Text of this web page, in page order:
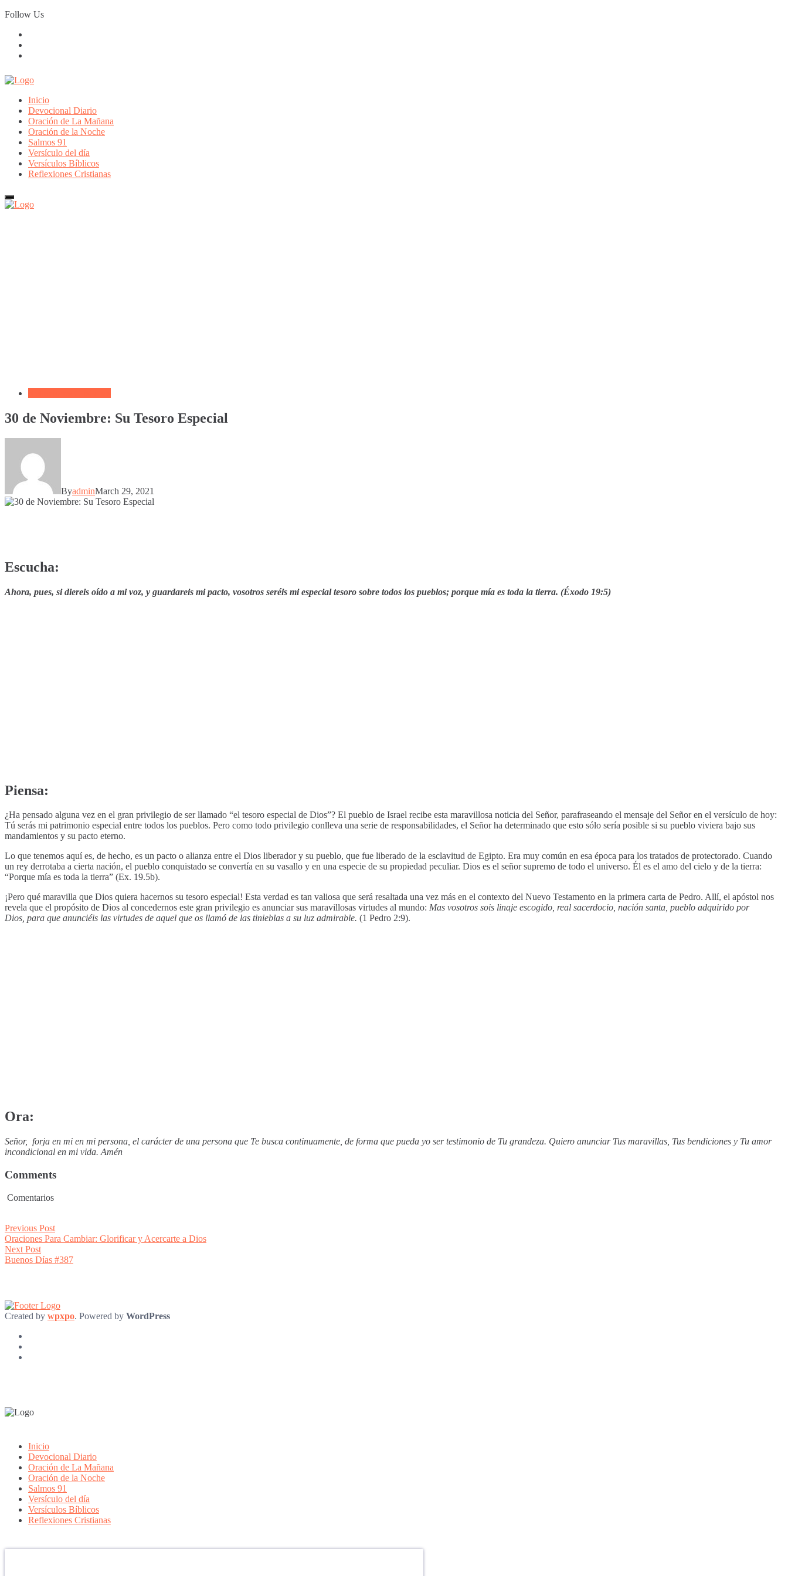
Skip
to
Follow Us
Inicio
Devocional Diario
Oración de La Mañana
Oración de la Noche
Salmos 91
Versículo del día
Versículos Bíblicos
Reflexiones Cristianas
30 de Noviembre: Su Tesoro Especial
ByadminMarch 29, 2021
Escucha:
Ahora, pues, si diereis oído a mi voz, y guardareis mi pacto, vosotros seréis mi especial tesoro sobre todos los pueblos; porque mía es toda la tierra. (Éxodo 19:5)
Piensa:
¿Ha pensado alguna vez en el gran privilegio de ser llamado “el tesoro especial de Dios”? El pueblo de Israel recibe esta maravillosa noticia del Señor, parafraseando el mensaje del Señor en el versículo de hoy:
Tú serás mi patrimonio especial entre todos los pueblos. Pero como todo privilegio conlleva una serie de responsabilidades, el Señor ha determinado que esto sólo sería posible si su pueblo viviera bajo sus
mandamientos y su pacto eterno.
Lo que tenemos aquí es, de hecho, es un pacto o alianza entre el Dios liberador y su pueblo, que fue liberado de la esclavitud de Egipto. Era muy común en esa época para los tratados de protectorado. Cuando
un rey derrotaba a cierta nación, el pueblo conquistado se convertía en su vasallo y en una especie de su propiedad peculiar. Dios es el señor supremo de todo el universo. Él es el amo del cielo y de la tierra:
“Porque mía es toda la tierra” (Ex. 19.5b).
¡Pero qué maravilla que Dios quiera hacernos su tesoro especial! Esta verdad es tan valiosa que será resaltada una vez más en el contexto del Nuevo Testamento en la primera carta de Pedro. Allí, el apóstol nos
revela que el propósito de Dios al concedernos este gran privilegio es anunciar sus maravillosas virtudes al mundo: Mas vosotros sois linaje escogido, real sacerdocio, nación santa, pueblo adquirido por
Dios, para que anunciéis las virtudes de aquel que os llamó de las tinieblas a su luz admirable. (1 Pedro 2:9).
Ora:
Señor, forja en mi en mi persona, el carácter de una persona que Te busca continuamente, de forma que pueda yo ser testimonio de Tu grandeza. Quiero anunciar Tus maravillas, Tus bendiciones y Tu amor
incondicional en mi vida. Amén
Comments
Comentarios
Post
navigation
Previous PostPrevious
post:
Oraciones Para Cambiar: Glorificar y Acercarte a Dios
Next PostNext
post:
Buenos Días #387
Created by wpxpo. Powered by WordPress
Inicio
Devocional Diario
Oración de La Mañana
Oración de la Noche
Salmos 91
Versículo del día
Versículos Bíblicos
Reflexiones Cristianas